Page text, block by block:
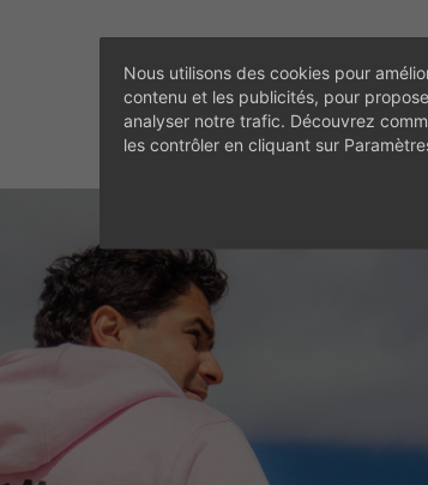
Nous utilisons des cookies pour
contenu et les publicités, pour
analyser notre trafic. Découvrez
les contrôler en cliquant sur